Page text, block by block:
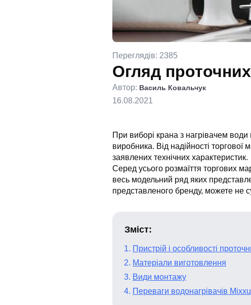
Переглядів: 2385
Огляд
Автор: Василь Ковальчук
16.08.2021
При виборі крана з нагрівачем
виробника. Від надійності торгової
заявлених технічних характеристик.
Серед усього розмаїття торгових
весь модельний ряд яких
представленого бренду, можете не
Зміст:
Пристрій і особливості
Матеріали виготовлення
Види монтажу
Переваги водонагрівачів